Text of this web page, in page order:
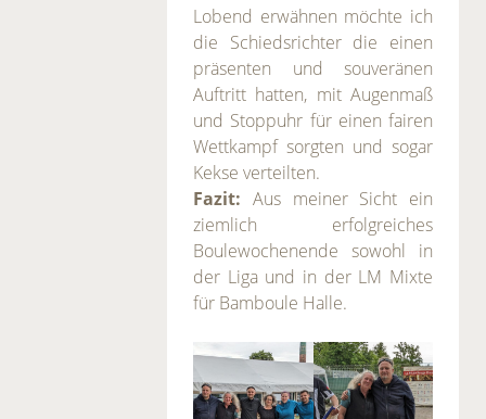
Lobend erwähnen möchte ich
die Schiedsrichter die einen
präsenten und souveränen
Auftritt hatten, mit Augenmaß
und Stoppuhr für einen fairen
Wettkampf sorgten und sogar
Kekse verteilten.
Fazit: Aus meiner Sicht ein
ziemlich erfolgreiches
Boulewochenende sowohl in
der Liga und in der LM Mixte
für Bamboule Halle.